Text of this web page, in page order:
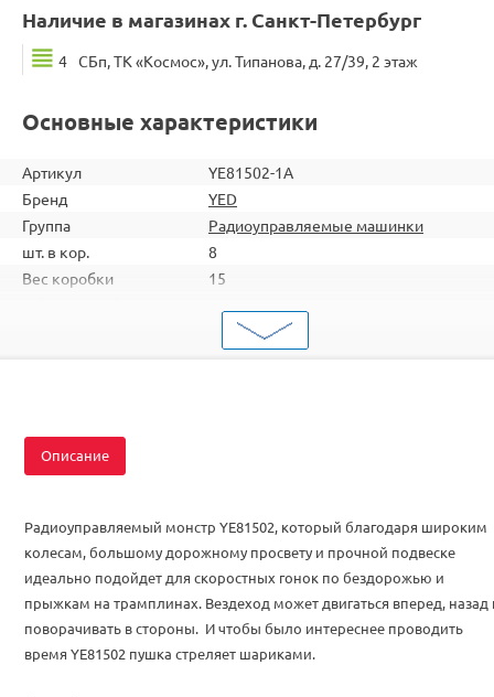
Наличие в магазинах г. Санкт-Петербург
4 СБп, ТК «Космос», ул. Типанова, д. 27/39, 2 этаж
Основные характеристики
Артикул
YE81502-1A
Бренд
YED
Группа
Радиоуправляемые машинки
шт. в кор.
8
Вес коробки
15
2000000044088
Описание
Радиоуправляемый монстр YE81502, который благодаря широким
колесам, большому дорожному просвету и прочной подвеске
идеально подойдет для скоростных гонок по бездорожью и
прыжкам на трамплинах. Вездеход может двигаться вперед, назад
поворачивать в стороны. И чтобы было интереснее проводить
время YE81502 пушка стреляет шариками.